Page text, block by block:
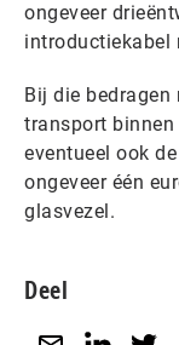
ongeveer
introductiekabel
Bij die bedragen
transport binnen
eventueel ook
ongeveer één
glasvezel.
Deel